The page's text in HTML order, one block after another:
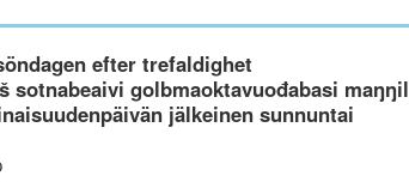
efter trefaldighet
sotnabeaivi golbmaoktavuođabasi maŋŋil
jälkeinen sunnuntai